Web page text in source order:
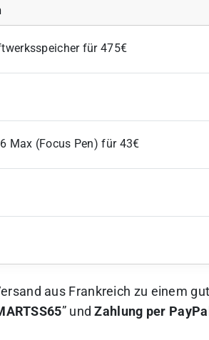
für 475€
Max (Focus Pen) für 43€
aus Frankreich zu einem
” undZahlung per PayPal